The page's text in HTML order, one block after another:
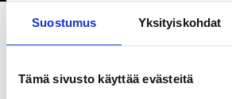
Suostumus Yksityiskohdat
Tämä sivusto käyttää evästeitä